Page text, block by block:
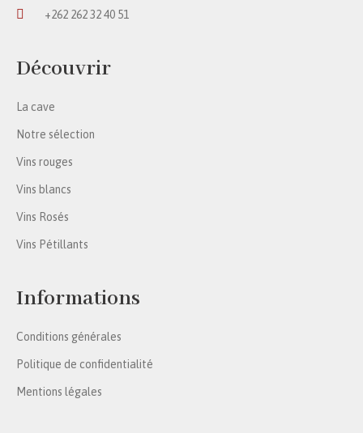
+262 262 32 40 51
Découvrir
La cave
Notre sélection
Vins rouges
Vins blancs
Vins Rosés
Vins Pétillants
Informations
Conditions générales
Politique de confidentialité
Mentions légales